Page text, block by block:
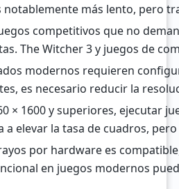
notablemente más lento, pero
competitivos que no
The Witcher 3 y juegos de
modernos requieren
es necesario reducir la
× 1600 y superiores, ejecutar
a elevar la tasa de cuadros,
por hardware es
en juegos modernos